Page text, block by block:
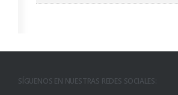
SÍGUENOS EN NUESTRAS REDES SOCIALES: